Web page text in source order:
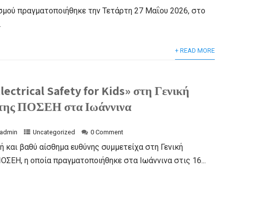
πραγματοποιήθηκε την Τετάρτη 27 Μαΐου 2026, στο
+ READ MORE
Safety for Kids» στη Γενική
ΠΟΣΕΗ στα Ιωάννινα
admin Uncategorized 0 Comment
και βαθύ αίσθημα ευθύνης συμμετείχα στη Γενική
η οποία πραγματοποιήθηκε στα Ιωάννινα στις 16...